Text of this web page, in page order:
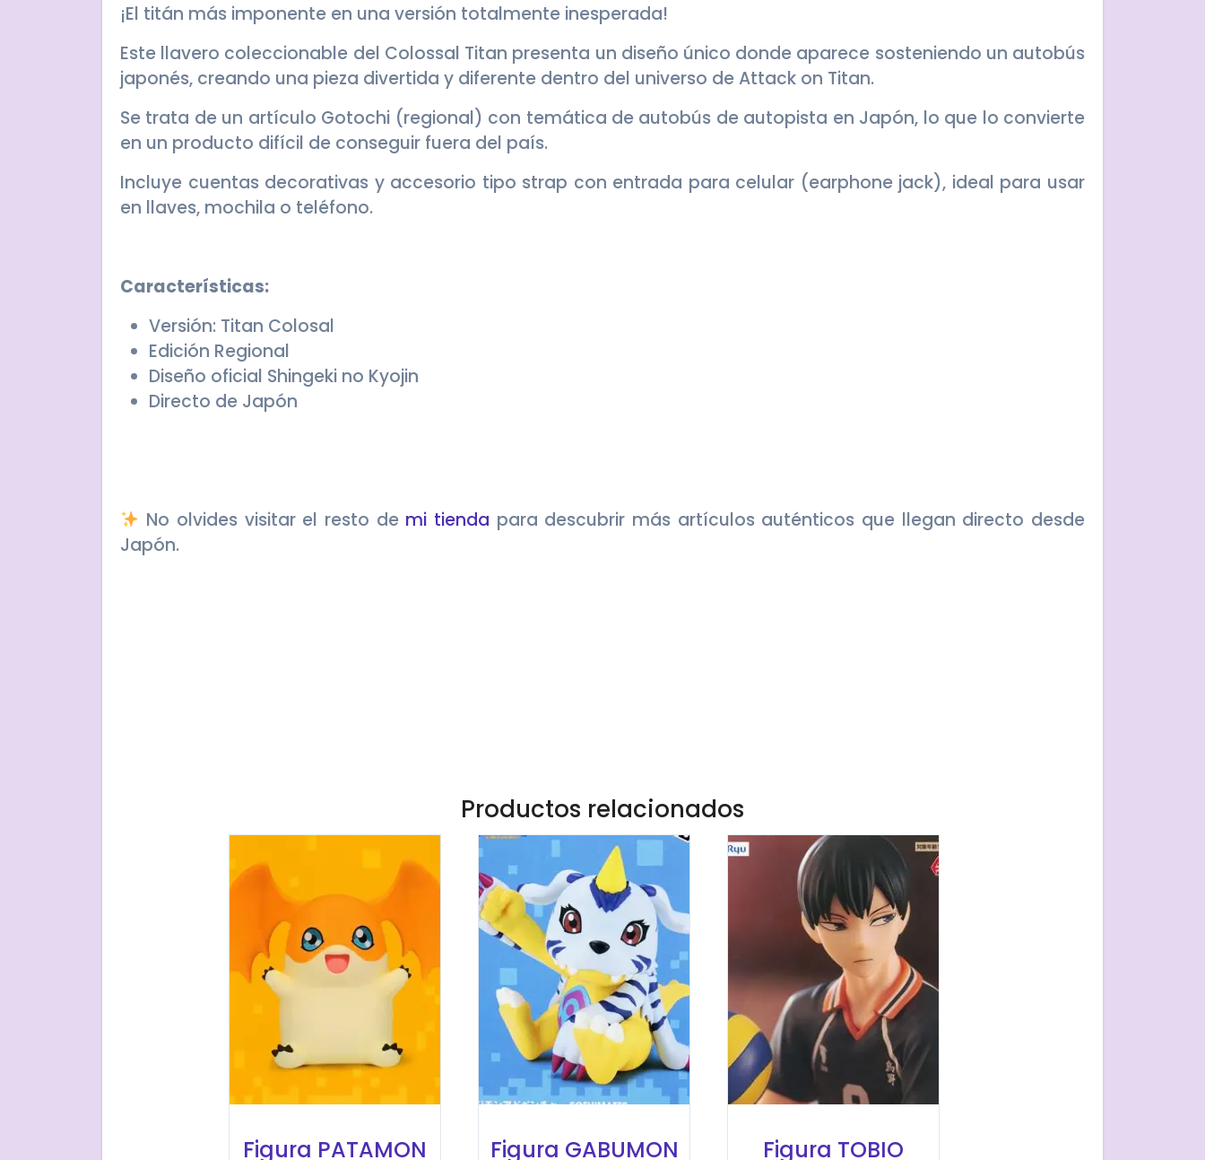
¡El titán más imponente en una versión totalmente inesperada!
Este llavero coleccionable del Colossal Titan presenta un diseño único donde aparece sosteniendo un autobús
japonés, creando una pieza divertida y diferente dentro del universo de Attack on Titan.
Se trata de un artículo Gotochi (regional) con temática de autobús de autopista en Japón, lo que lo convierte
en un producto difícil de conseguir fuera del país.
Incluye cuentas decorativas y accesorio tipo strap con entrada para celular (earphone jack), ideal para usar
en llaves, mochila o teléfono.
Características:
Versión: Titan Colosal
Edición Regional
Diseño oficial Shingeki no Kyojin
Directo de Japón
No olvides visitar el resto de mi tienda para descubrir más artículos auténticos que llegan directo desde
Japón.
Productos relacionados
Figura PATAMON Figura GABUMON Figura TOBIO